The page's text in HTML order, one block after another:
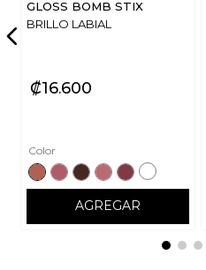
GLOSS BOMB STIX
BRILLO LABIAL
₡16600
Color
AGREGAR